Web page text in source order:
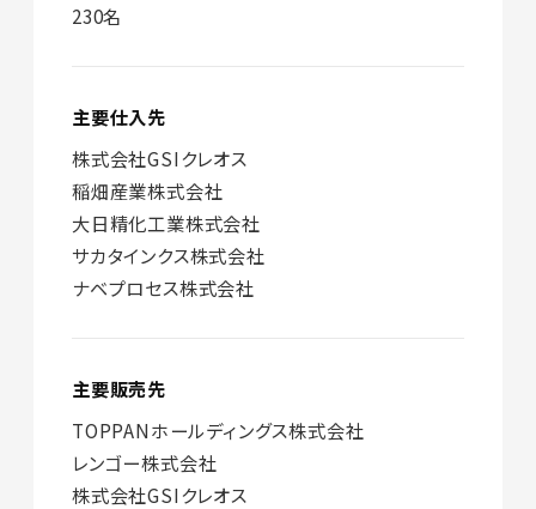
230名
主要仕入先
株式会社GSIクレオス
稲畑産業株式会社
大日精化工業株式会社
サカタインクス株式会社
ナベプロセス株式会社
主要販売先
TOPPANホールディングス株式会社
レンゴー株式会社
株式会社GSIクレオス